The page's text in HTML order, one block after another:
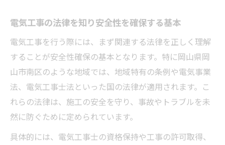
2025年の電気事業法改正ポイント総まとめ
電気工事業の法令更新にどう対応すべきか
法改正への電気工事業者の事前準備とは
電気工事の新法対応で押さえたい注意点
岡山市南区で求められる電気工事の要件
電気工事で必要な地域要件と法律知識
岡山市南区の電気工事に求められる基準
法律に基づく電気工事の要件整理
電気工事の法律を知り安全性を確保する基本
電気工事を行う際には、まず関連する法律を正しく理解
することが安全性確保の基本となります。特に岡山県岡
山市南区のような地域では、地域特有の条例や電気事業
法、電気工事士法といった国の法律が適用されます。こ
れらの法律は、施工の安全を守り、事故やトラブルを未
然に防ぐために定められています。
具体的には、電気工事士の資格保持や工事の許可取得、